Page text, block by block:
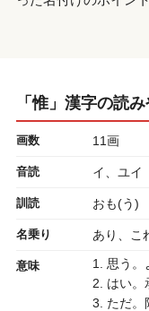
「惟」漢字の読
画数 11画
音読 イ、ユイ
訓読 おも(う)
名乗り あり、こ
意味
1. 思う。
2. はい。
3. ただ。